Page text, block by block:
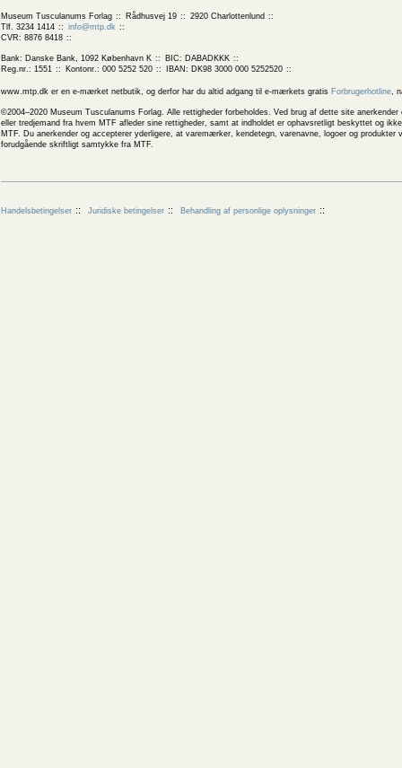
Museum Tusculanums Forlag Rådhusvej 19
2920 Charlottenlund
Tlf. 3234 1414
info@mtp.dk
CVR: 8876 8418
Bank: Danske Bank, 1092 København K
BIC: DABADKKK
Reg.nr.: 1551
Kontonr.: 000 5252 520 IBAN: DK98 3000 000 5252520
www.mtp.dk er en e-mærket netbutik, og derfor har du altid adgang til e-mærkets gratis Forbrugerhotline,
©2004–2020 Museum Tusculanums Forlag. Alle rettigheder forbeholdes. Ved brug af dette site
eller tredjemand fra hvem MTF afleder sine rettigheder, samt at indholdet er ophavsretligt beskyttet og
MTF. Du anerkender og accepterer yderligere, at varemærker, kendetegn, varenavne, logoer og
forudgående skriftligt samtykke fra MTF.
Handelsbetingelser Juridiske betingelser Behandling af personlige oplysninger